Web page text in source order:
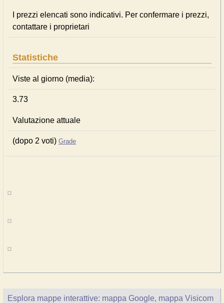
I prezzi elencati sono indicativi. Per confermare i prezzi,
contattare i proprietari
Statistiche
Viste al giorno (media):
3.73
Valutazione attuale
(dopo 2 voti) Grade
Esplora mappe interattive: mappa Google, mappa Visicom